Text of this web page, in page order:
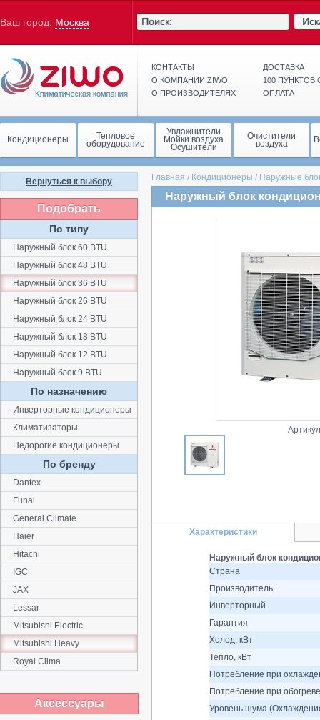
Ваш город: Москва
КОНТАКТЫ
О КОМПАНИИ ZIWO
О ПРОИЗВОДИТЕЛЯХ
ДОСТАВКА
100
ОПЛАТА
Кондиционеры Тепловое
оборудование
Увлажнители
Мойки воздуха
Осушители
Очистители
воздуха
Главная / Кондиционеры / Наружные
Наружный блок
Характеристики
Наружный блок
Страна
Производитель
Инверторный
Гарантия
Холод, кВт
Тепло, кВт
Потребление при
Потребление при
Уровень шума
Вернуться к выбору
Подобрать
По типу
Наружный блок 60 BTU
Наружный блок 48 BTU
Наружный блок 36 BTU
Наружный блок 26 BTU
Наружный блок 24 BTU
Наружный блок 18 BTU
Наружный блок 12 BTU
Наружный блок 9 BTU
По назначению
Инверторные кондиционеры
Климатизаторы
Недорогие кондиционеры
По бренду
Dantex
Funai
General Climate
Haier
Hitachi
IGC
JAX
Lessar
Mitsubishi Electric
Mitsubishi Heavy
Royal Clima
Аксессуары